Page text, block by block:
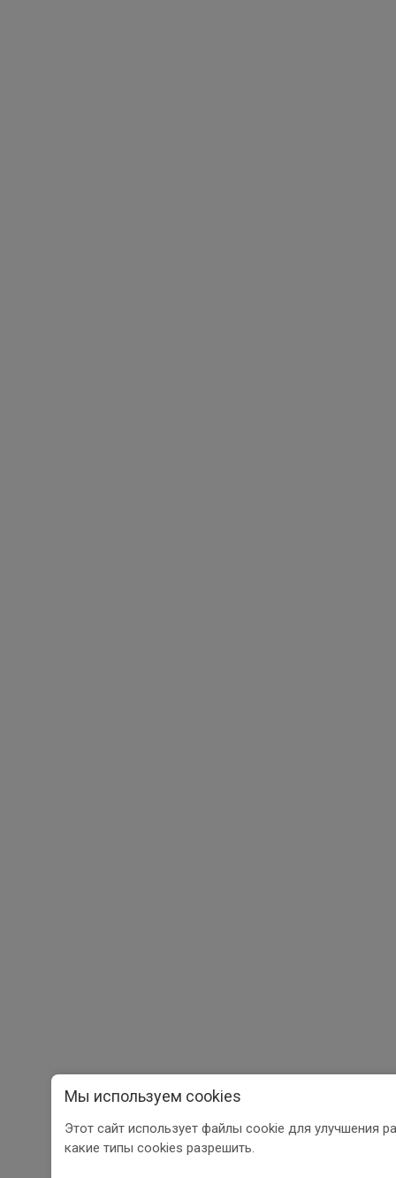
Мы используем cookies
Этот сайт использует файлы cookie для улучшения
какие типы cookies разрешить.